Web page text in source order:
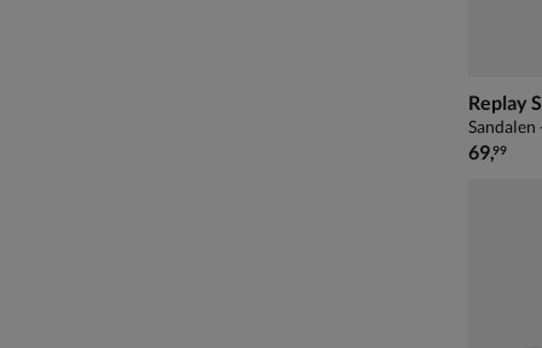
Replay
Sandalen
€ 69,99
69,99